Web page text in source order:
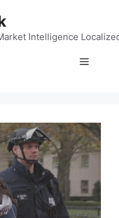
Intelligence
Menu